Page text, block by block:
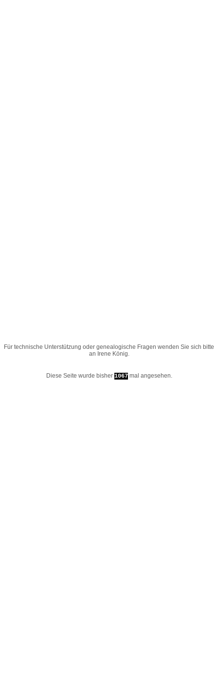
Für technische Unterstützung oder genealogische Fragen wenden Sie sich bitte
an Irene König.
Diese Seite wurde bisher 1067mal angesehen.